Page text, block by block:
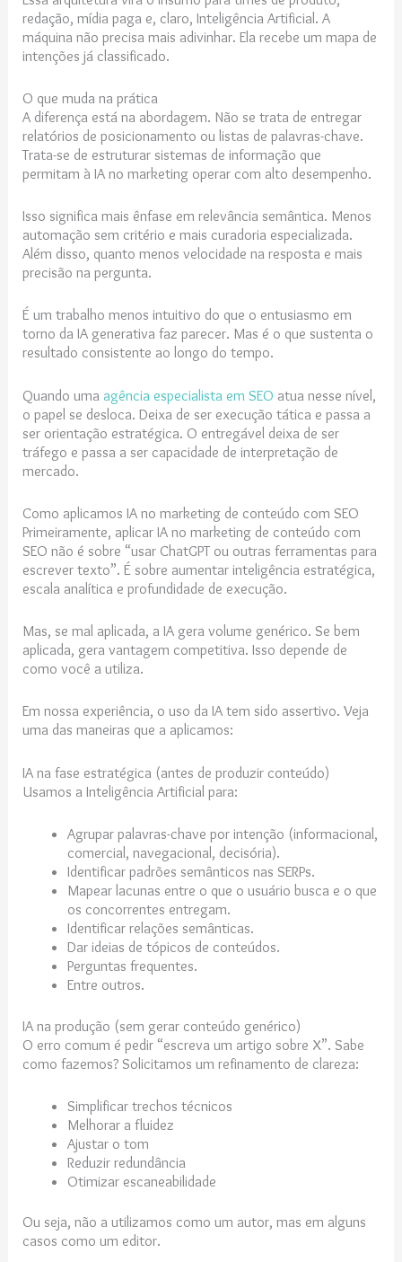
redação, mídia paga e, claro, Inteligência Artificial. A
máquina não precisa mais adivinhar. Ela recebe um mapa de
intenções já classificado.
O que muda na prática
A diferença está na abordagem. Não se trata de entregar
relatórios de posicionamento ou listas de palavras-chave.
Trata-se de estruturar sistemas de informação que
permitam à IA no marketing operar com alto desempenho.
Isso significa mais ênfase em relevância semântica. Menos
automação sem critério e mais curadoria especializada.
Além disso, quanto menos velocidade na resposta e mais
precisão na pergunta.
É um trabalho menos intuitivo do que o entusiasmo em
torno da IA generativa faz parecer. Mas é o que sustenta o
resultado consistente ao longo do tempo.
Quando umaagência especialista em SEO atua nesse nível,
o papel se desloca. Deixa de ser execução tática e passa a
ser orientação estratégica. O entregável deixa de ser
tráfego e passa a ser capacidade de interpretação de
mercado.
Como aplicamos IA no marketing de conteúdo com SEO
Primeiramente, aplicar IA no marketing de conteúdo com
SEO não é sobre “usar ChatGPT ou outras ferramentas para
escrever texto”. É sobre aumentar inteligência estratégica,
escala analítica e profundidade de execução.
Mas, se mal aplicada, a IA gera volume genérico. Se bem
aplicada, gera vantagem competitiva. Isso depende de
como você a utiliza.
Em nossa experiência, o uso da IA tem sido assertivo. Veja
uma das maneiras que a aplicamos:
IA na fase estratégica (antes de produzir conteúdo)
Usamos a Inteligência Artificial para:
Agrupar palavras-chave por intenção (informacional,
comercial, navegacional, decisória).
Identificar padrões semânticos nas SERPs.
Mapear lacunas entre o que o usuário busca e o que
os concorrentes entregam.
Identificar relações semânticas.
Dar ideias de tópicos de conteúdos.
Perguntas frequentes.
Entre outros.
IA na produção (sem gerar conteúdo genérico)
O erro comum é pedir “escreva um artigo sobre X”. Sabe
como fazemos? Solicitamos um refinamento de clareza:
Simplificar trechos técnicos
Melhorar a fluidez
Ajustar o tom
Reduzir redundância
Otimizar escaneabilidade
Ou seja, não a utilizamos como um autor, mas em alguns
casos como um editor.